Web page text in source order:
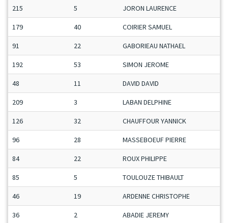
215 5 JORON LAURENCE
179 40 COIRIER SAMUEL
91 22 GABORIEAU NATHAEL
192 53 SIMON JEROME
48 11 DAVID DAVID
209 3 LABAN DELPHINE
126 32 CHAUFFOUR YANNICK
96 28 MASSEBOEUF PIERRE
84 22 ROUX PHILIPPE
85 5 TOULOUZE THIBAULT
46 19 ARDENNE CHRISTOPHE
36 2 ABADIE JEREMY